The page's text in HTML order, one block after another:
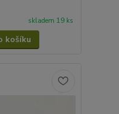
skladem 19 ks
košíku